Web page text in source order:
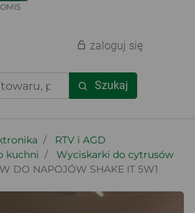
Szukaj
zaloguj się
RTV i AGD
kuchni
Wyciskarki do cytrusów
DO NAPOJÓW SHAKE IT 5W1